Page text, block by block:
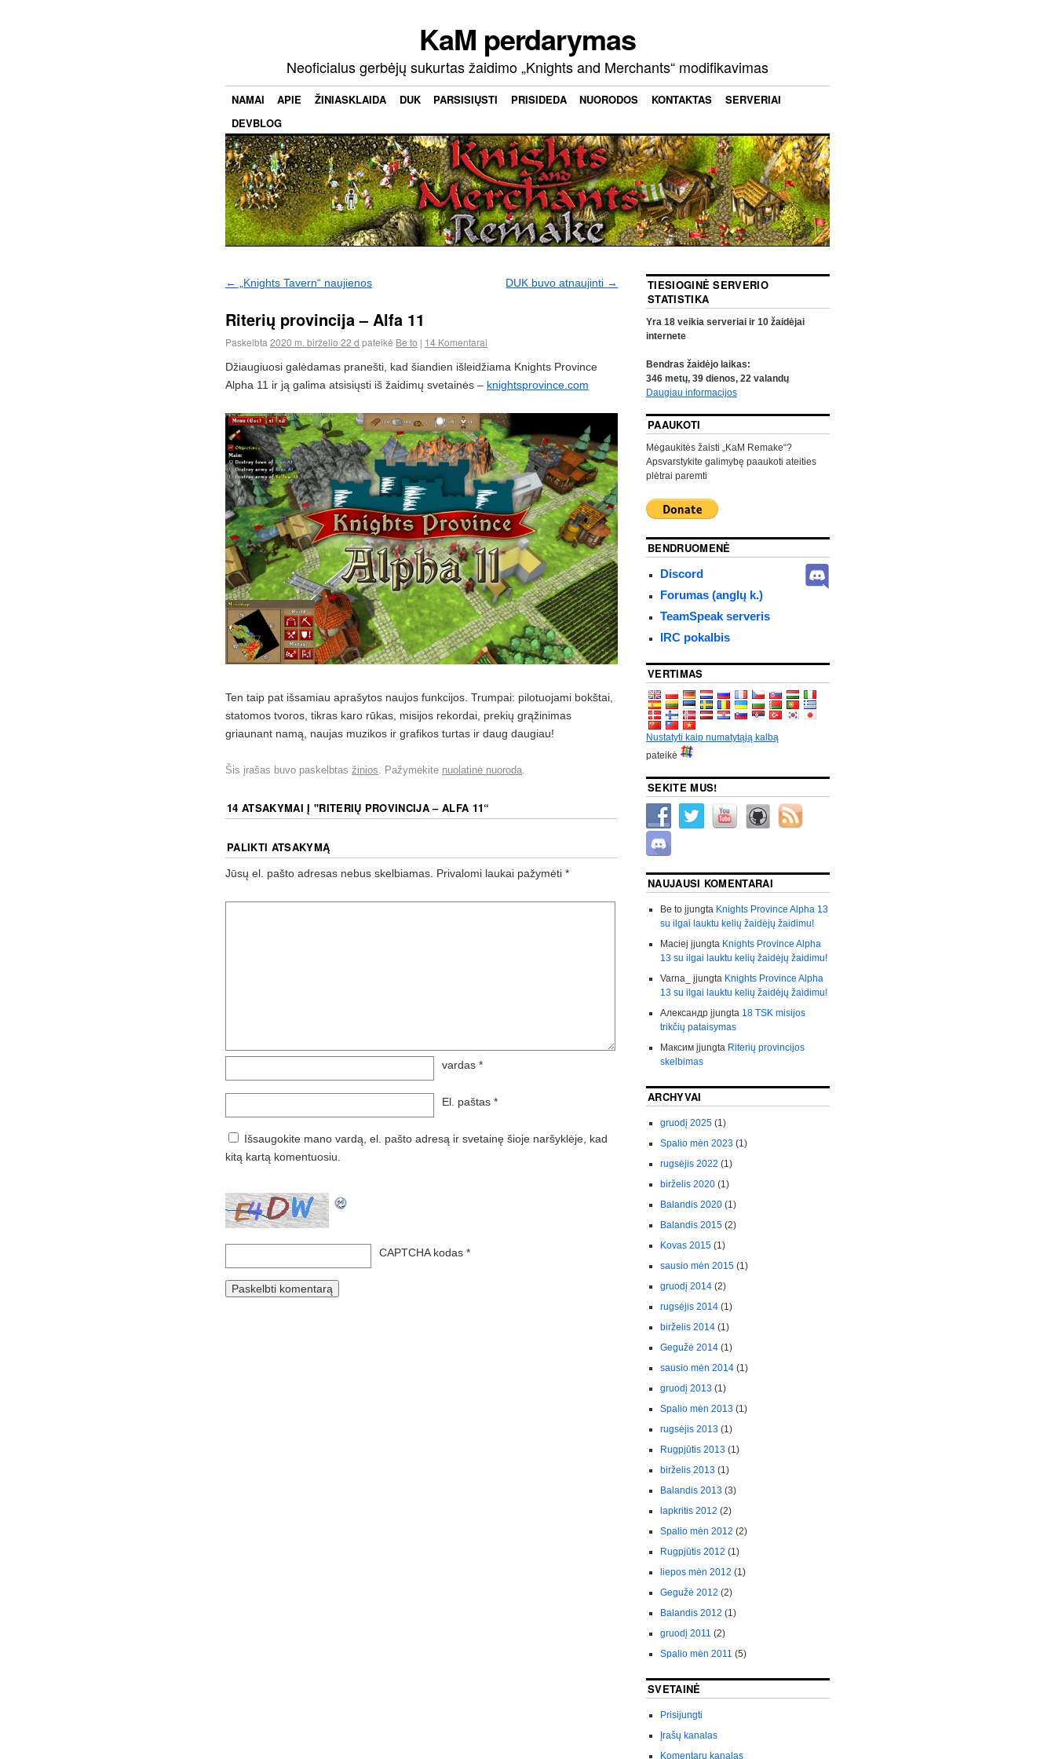
KaM perdarymas
Neoficialus gerbėjų sukurtas žaidimo „Knights and Merchants“ modifikavimas
NAMAI APIE ŽINIASKLAIDA DUK PARSISIŲSTI PRISIDEDA NUORODOS KONTAKTAS
SERVERIAI
DEVBLOG
← „Knights Tavern“ naujienos DUK buvo atnaujinti →
Riterių provincija – Alfa 11
Paskelbta 2020 m. birželio 22 d pateikė Be to | 14 Komentarai
Džiaugiuosi galėdamas pranešti, kad šiandien išleidžiama Knights Province
Alpha 11 ir ją galima atsisiųsti iš žaidimų svetainės – knightsprovince.com
Ten taip pat išsamiau aprašytos naujos funkcijos. Trumpai: pilotuojami bokštai,
statomos tvoros, tikras karo rūkas, misijos rekordai, prekių grąžinimas
griaunant namą, naujas muzikos ir grafikos turtas ir daug daugiau!
Šis įrašas buvo paskelbtas žinios . Pažymėkite nuolatinė nuoroda
14 ATSAKYMAI Į "RITERIŲ PROVINCIJA – ALFA 11“
PALIKTI ATSAKYMĄ
Jūsų el. pašto adresas nebus skelbiamas. Privalomi laukai pažymėti *
vardas *
El. paštas *
Išsaugokite mano vardą, el. pašto adresą ir svetainę šioje naršyklėje, kad
kitą kartą komentuosiu.
CAPTCHA kodas *
TIESIOGINĖ SERVERIO
STATISTIKA
Yra 18veikia serveriai ir 10žaidėjai
internete
Bendras žaidėjo laikas:
346metų, 39dienos, 22 valandų
Daugiau informacijos
PAAUKOTI
Mėgaukitės žaisti „KaM Remake“?
Apsvarstykite galimybę paaukoti ateities
plėtrai paremti
BENDRUOMENĖ
Discord
Forumas (anglų k.)
TeamSpeak serveris
IRC pokalbis
VERTIMAS
Nustatyti kaip numatytąją kalbą
pateikė
SEKITE MUS!
NAUJAUSI KOMENTARAI
Be toįjungta Knights Province Alpha 13
su ilgai lauktu kelių žaidėjų žaidimu!
Maciej įjungta Knights Province Alpha
13 su ilgai lauktu kelių žaidėjų žaidimu!
Varna_
įjungta Knights Province Alpha
13 su ilgai lauktu kelių žaidėjų žaidimu!
Александрįjungta 18 TSK misijos
trikčių pataisymas
Максимįjungta Riterių provincijos
skelbimas
ARCHYVAI
gruodį 2025(1)
Spalio mėn 2023(1)
rugsėjis 2022 (1)
birželis 2020(1)
Balandis 2020(1)
Balandis 2015(2)
Kovas 2015(1)
sausio mėn 2015(1)
gruodį 2014(2)
rugsėjis 2014(1)
birželis 2014(1)
Gegužė 2014(1)
sausio mėn 2014(1)
gruodį 2013(1)
Spalio mėn 2013(1)
rugsėjis 2013(1)
Rugpjūtis 2013(1)
birželis 2013(1)
Balandis 2013(3)
lapkritis 2012 (2)
Spalio mėn 2012 (2)
Rugpjūtis 2012 (1)
liepos mėn 2012 (1)
Gegužė 2012 (2)
Balandis 2012 (1)
gruodį 2011 (2)
Spalio mėn 2011 (5)
SVETAINĖ
Prisijungti
Įrašų kanalas
Komentarų kanalas